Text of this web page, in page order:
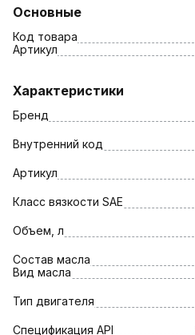
Основные
Код товара
Артикул
Характеристики
Бренд
Внутренний код
Артикул
Класс вязкости SAE
Объем, л
Состав масла
Вид масла
Тип двигателя
Спецификация API